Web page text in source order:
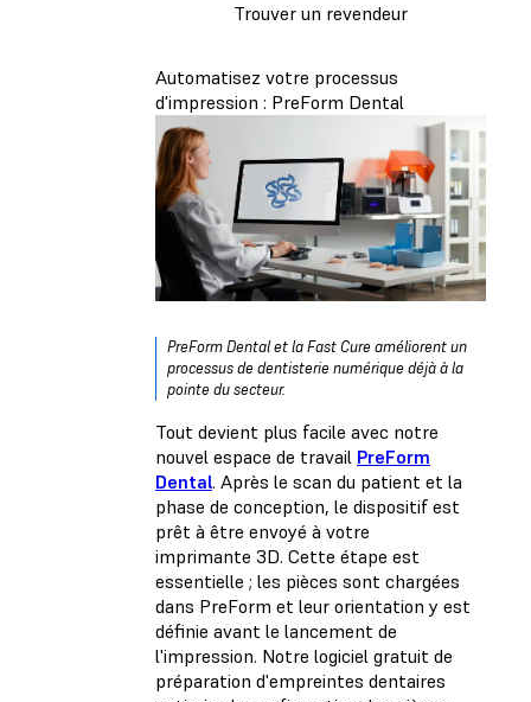
Trouver un revendeur
Automatisez votre processus
d'impression : PreForm Dental
PreForm Dental et la Fast Cure améliorent un
processus de dentisterie numérique déjà à la
pointe du secteur.
Tout devient plus facile avec notre
nouvel espace de travail PreForm
Dental. Après le scan du patient et la
phase de conception, le dispositif est
prêt à être envoyé à votre
imprimante 3D. Cette étape est
essentielle ; les pièces sont chargées
dans PreForm et leur orientation y est
définie avant le lancement de
l'impression. Notre logiciel gratuit de
préparation d'empreintes dentaires